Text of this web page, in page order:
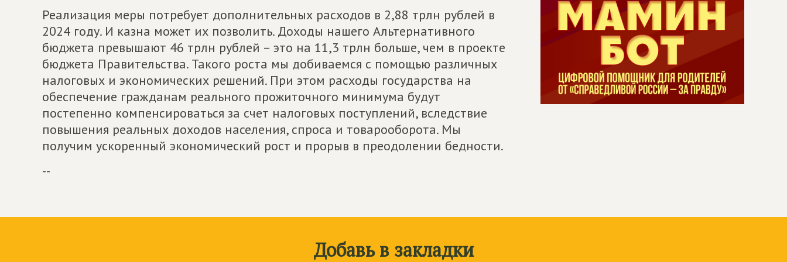
Реализация меры потребует дополнительных расходов в 2,88 трлн рублей в
2024 году. И казна может их позволить. Доходы нашего Альтернативного
бюджета превышают 46 трлн рублей – это на 11,3 трлн больше, чем в проекте
бюджета Правительства. Такого роста мы добиваемся с помощью различных
налоговых и экономических решений. При этом расходы государства на
обеспечение гражданам реального прожиточного минимума будут
постепенно компенсироваться за счет налоговых поступлений, вследствие
повышения реальных доходов населения, спроса и товарооборота. Мы
получим ускоренный экономический рост и прорыв в преодолении бедности.
--
Добавь в закладки